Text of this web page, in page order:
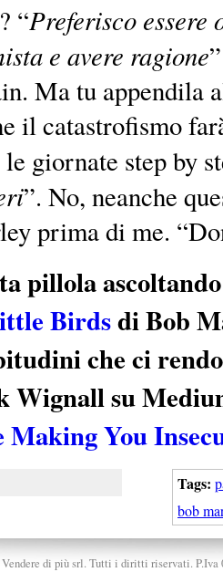
“Preferisco essere
e avere ragione
Ma tu appendila
il catastrofismo
giornate step by
”. No, neanche
prima di me.
pillola
Birdsdi Bob
che ci
Wignall su
You
Tags:
bob
di più srl. Tutti i diritti riservati. P.Iva